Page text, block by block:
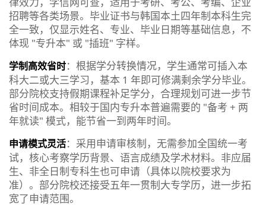
招聘等各类场景。毕业证书与韩国本土四年制本科生完
全一致，仅显示姓名、专业、毕业日期等基础信息，不
体现 "专升本" 或 "插班" 字样。
学制高效省时：根据学分转换情况，学生通常可插入本
科大二或大三学习，基本 1 年即可修满剩余学分毕业。
部分院校支持假期课程补足学分，合理规划可进一步节
省时间成本。相较于国内专升本普遍需要的 "备考 + 两
年就读" 模式，能节省一到两年时间。
申请模式灵活：采用申请审核制，无需参加全国统一考
试，核心考察学历背景、语言成绩及学术材料。非应届
生、非全日制专科生也可申请（具体以院校要求为
准）。部分院校还接受五年一贯制大专学历，进一步拓
宽了申请范围。